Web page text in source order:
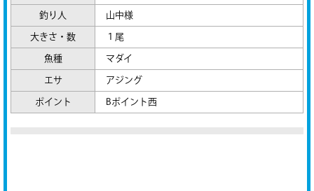
釣り人 山中様
大きさ・数 １尾
魚種 マダイ
エサ アジング
ポイント Bポイント西